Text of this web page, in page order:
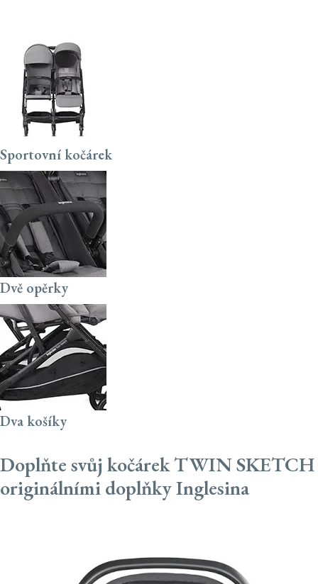
Sportovní kočárek
Dvě opěrky
Dva košíky
Doplňte svůj kočárek TWIN SKETCH
originálními doplňky Inglesina